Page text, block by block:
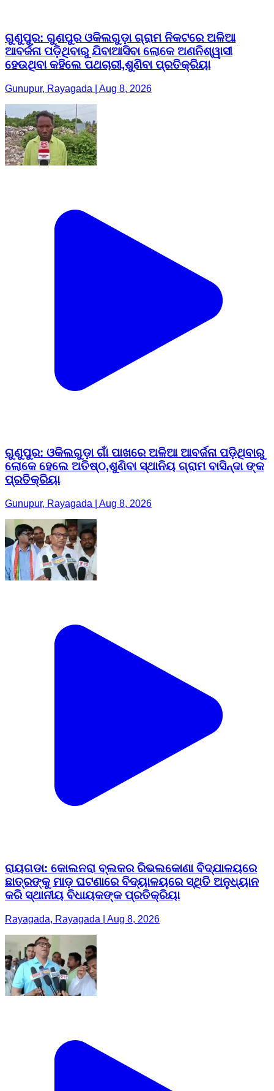
ଗୁଣୁପୁର: ଗୁଣପୁର ଓକିଲଗୁଡ଼ା ଗ୍ରାମ ନିକଟରେ ଅଳିଆ
ଆବର୍ଜନା ପଡ଼ିଥିବାରୁ ଯିବାଆସିବା ଲୋକେ ଅଣନିଶ୍ୱାସୀ
ହେଉଥିବା କହିଲେ ପଥଚାରୀ,ଶୁଣିବା ପ୍ରତିକ୍ରିୟା
Gunupur, Rayagada | Aug 8, 2026
ଗୁଣୁପୁର: ଓକିଲଗୁଡ଼ା ଗାଁ ପାଖରେ ଅଳିଆ ଆବର୍ଜନା ପଡ଼ିଥିବାରୁ
ଲୋକେ ହେଲେ ଅତିଷ୍ଠ,ଶୁଣିବା ସ୍ଥାନିୟ ଗ୍ରାମ ବାସିନ୍ଦା ଙ୍କ
ପ୍ରତିକ୍ରିୟା
Gunupur, Rayagada | Aug 8, 2026
ରାୟଗଡା: କୋଲନରା ବ୍ଲକର ରିଭଲକୋଣା ବିଦ୍ଯାଳୟରେ
ଛାତ୍ରଙ୍କୁ ମାଡ଼ ଘଟଣାରେ ବିଦ୍ୟାଳୟରେ ସ୍ଥିତି ଅନୁଧ୍ୟାନ
କରି ସ୍ଥାନୀୟ ବିଧାୟକଙ୍କ ପ୍ରତିକ୍ରିୟା
Rayagada, Rayagada | Aug 8, 2026